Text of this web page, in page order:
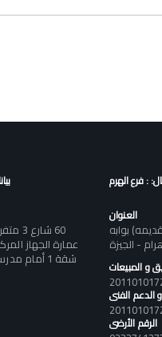
: فرع الهرم
العنوان
بوابه
- الجيزة
و المبيعات
الدعم الفنى
الرقم الأرضى
60
عمارة الجهاز
شقة 1